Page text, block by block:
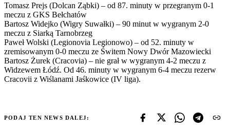
Tomasz Prejs (Dolcan Ząbki) – od 87. minuty w przegranym 0-1
meczu z GKS Bełchatów
Bartosz Widejko (Wigry Suwałki) – 90 minut w wygranym 2-0
meczu z Siarką Tarnobrzeg
Paweł Wolski (Legionovia Legionowo) – od 52. minuty w
zremisowanym 0-0 meczu ze Świtem Nowy Dwór Mazowiecki
Bartosz Żurek (Cracovia) – nie grał w wygranym 4-2 meczu z
Widzewem Łódź. Od 46. minuty w wygranym 6-4 meczu rezerw
Cracovii z Wiślanami Jaśkowice (IV liga).
PODAJ TEN NEWS DALEJ: